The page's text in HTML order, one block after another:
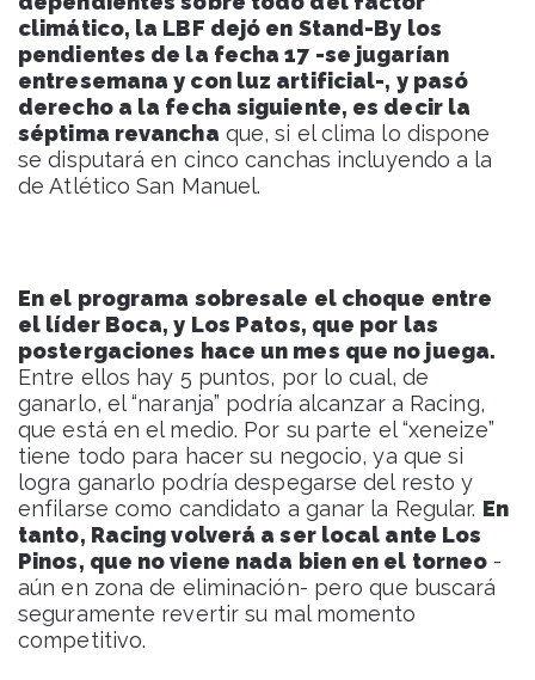
climático, la LBF dejó en Stand-By los
pendientes de la fecha 17 -se jugarían
entresemana y con luz artificial-, y pasó
derecho a la fecha siguiente, es decir la
séptima revancha que, si el clima lo dispone
se disputará en cinco canchas incluyendo a la
de Atlético San Manuel.
En el programa sobresale el choque entre
el líder Boca, y Los Patos, que por las
postergaciones hace un mes que no juega.
Entre ellos hay 5 puntos, por lo cual, de
ganarlo, el “naranja” podría alcanzar a Racing,
que está en el medio. Por su parte el “xeneize”
tiene todo para hacer su negocio, ya que si
logra ganarlo podría despegarse del resto y
enfilarse como candidato a ganar la Regular. En
tanto, Racing volverá a ser local ante Los
Pinos, que no viene nada bien en el torneo -
aún en zona de eliminación- pero que buscará
seguramente revertir su mal momento
competitivo.